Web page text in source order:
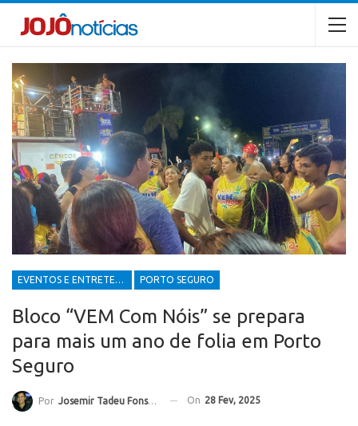
EVENTOS E ENTRETENIMENTOS PORTO SEGURO
Bloco “VEM Com Nóis” se prepara
para mais um ano de folia em Porto
Seguro
Por Josemir Tadeu Fonseca On 28 Fev, 2025